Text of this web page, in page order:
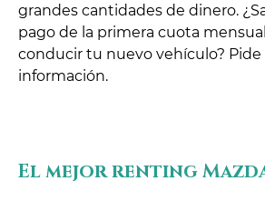
grandes cantidades de dinero.
pago de la primera cuota
conducir tu nuevo vehículo? Pide
información.
El mejor renting